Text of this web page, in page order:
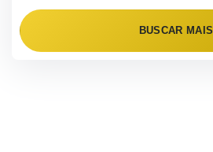
BUSCAR MAIS